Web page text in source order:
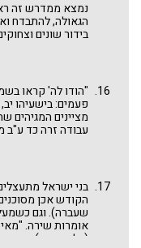
נמצא ממדרש זה
הגאולה, להתבדח
בידור שונים
"הודו לה' קראו
פעמים: בישעיהו
מציינים המגיהים
עבודה זרה כד ע"ב
המקראות
בני ישראל
הקודש אכן
שעברה). וגם
אומרות שירה.
(כל מעשיך), ורבי